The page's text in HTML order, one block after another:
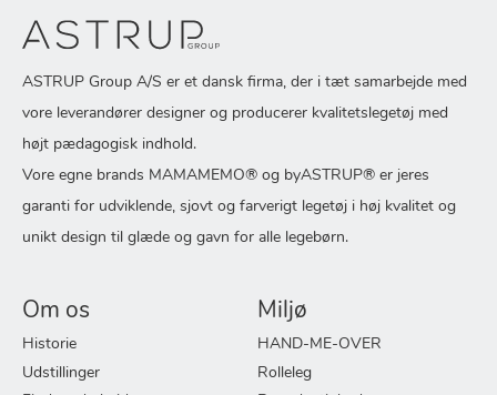
ASTRUP Group A/S er et dansk firma, der i tæt samarbejde med
vore leverandører designer og producerer kvalitetslegetøj med
højt pædagogisk indhold.
Vore egne brands MAMAMEMO® og byASTRUP® er jeres
garanti for udviklende, sjovt og farverigt legetøj i høj kvalitet og
unikt design til glæde og gavn for alle legebørn.
Om os
Historie
Udstillinger
Miljø
HAND-ME-OVER
Rolleleg